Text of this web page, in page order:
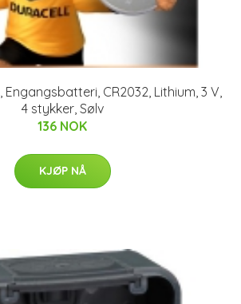
Engangsbatteri, CR2032, Lithium, 3 V,
4 stykker, Sølv
136 NOK
KJØP NÅ